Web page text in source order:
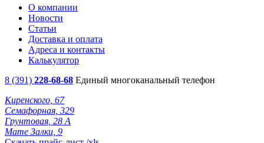
О компании
Новости
Статьи
Доставка и оплата
Адреса и контакты
Калькулятор
8 (391) 228-68-68 Единый многоканальный телефон
Киренского, 67
Семафорная, 329
Грунтовая, 28 А
Мате Залки, 9